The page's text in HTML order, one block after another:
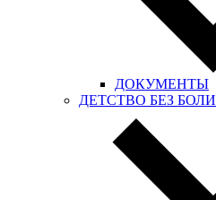
ДОКУМЕНТЫ
ДЕТСТВО БЕЗ БОЛИ